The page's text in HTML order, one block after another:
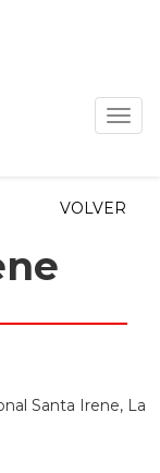
VOLVER
Santa Irene, La